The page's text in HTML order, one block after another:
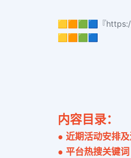
🟨🟧🟩🟦『
🟨🟧🟩🟦
内容目录：
● 近期活动安排
● 平台热搜关键词